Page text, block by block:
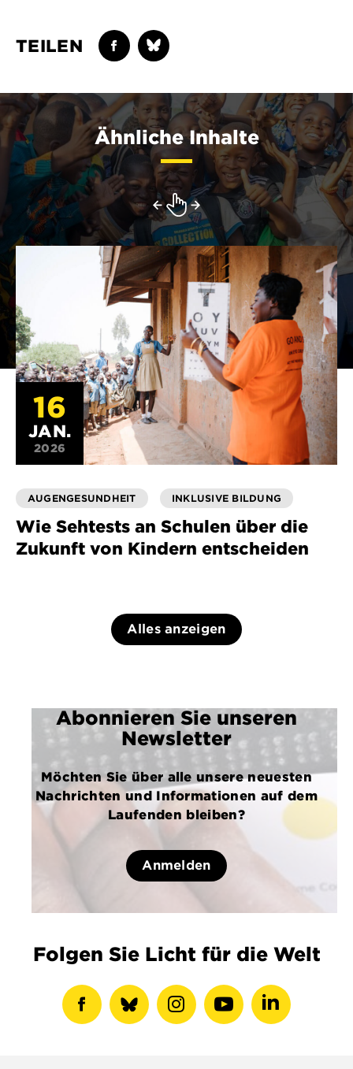
TEILEN
Ähnliche Inhalte
16
JAN.
2026
AUGENGESUNDHEIT INKLUSIVE BILDUNG
Wie Sehtests an Schulen über die
Zukunft von Kindern entscheiden
Alles anzeigen
Abonnieren Sie unseren
Newsletter
Möchten Sie über alle unsere neuesten
Nachrichten und Informationen auf dem
Laufenden bleiben?
Anmelden
Folgen Sie Licht für die Welt
Facebook-
show
Instagram-Youtube-LinkedIN-